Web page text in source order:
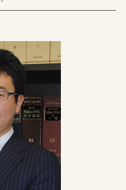
メリット